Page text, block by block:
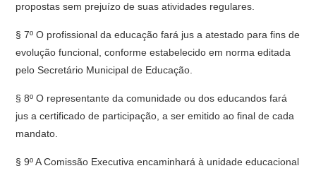
propostas sem prejuízo de suas atividades regulares.
§ 7º O profissional da educação fará jus a atestado para fins de
evolução funcional, conforme estabelecido em norma editada
pelo Secretário Municipal de Educação.
§ 8º O representante da comunidade ou dos educandos fará
jus a certificado de participação, a ser emitido ao final de cada
mandato.
§ 9º A Comissão Executiva encaminhará à unidade educacional